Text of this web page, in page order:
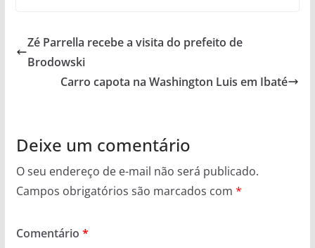
Zé Parrella recebe a visita do prefeito de
Brodowski
Carro capota na Washington Luis em Ibaté
Deixe um comentário
O seu endereço de e-mail não será publicado.
Campos obrigatórios são marcados com *
Comentário *